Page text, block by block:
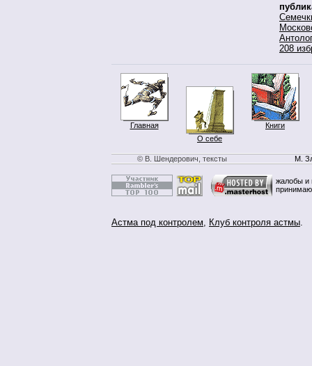
208
Главная
О себе
Книги
© В. Шендерович, тексты М.
жалобы и
Астма под контролем, Клуб контроля астмы.